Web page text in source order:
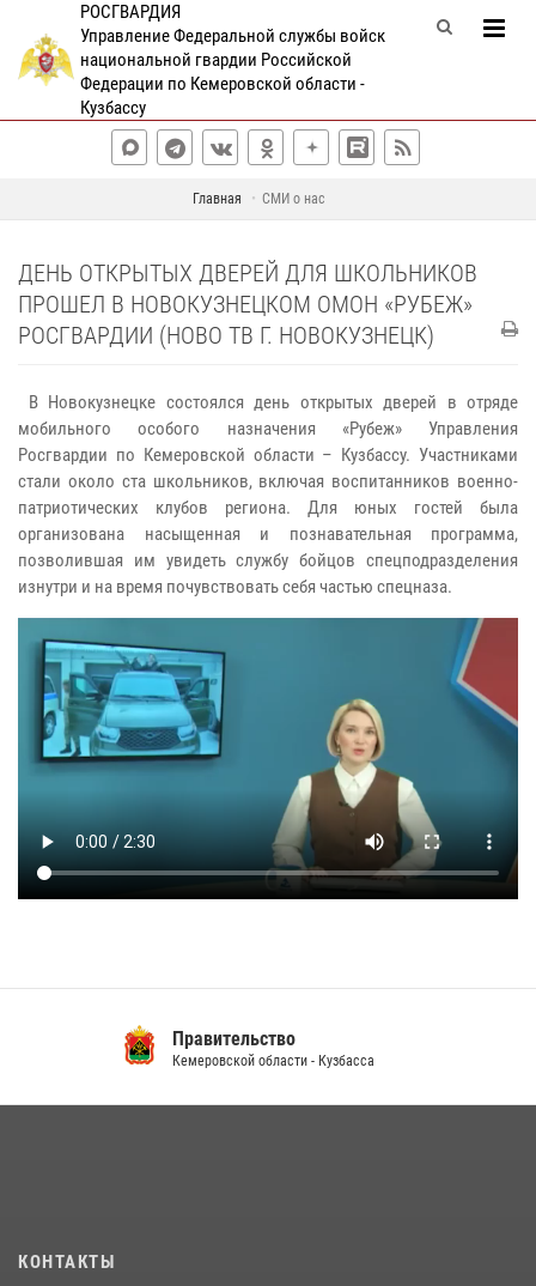
РОСГВАРДИЯ
Управление Федеральной службы войск
национальной гвардии Российской
Федерации по Кемеровской области -
Кузбассу
Главная СМИ о нас
ДЕНЬ ОТКРЫТЫХ ДВЕРЕЙ ДЛЯ ШКОЛЬНИКОВ
ПРОШЕЛ В НОВОКУЗНЕЦКОМ ОМОН «РУБЕЖ»
РОСГВАРДИИ (НОВО ТВ Г. НОВОКУЗНЕЦК)
В Новокузнецке состоялся день открытых дверей в отряде
мобильного особого назначения «Рубеж» Управления
Росгвардии по Кемеровской области – Кузбассу. Участниками
стали около ста школьников, включая воспитанников военно-
патриотических клубов региона. Для юных гостей была
организована насыщенная и познавательная программа,
позволившая им увидеть службу бойцов спецподразделения
изнутри и на время почувствовать себя частью спецназа.
Правительство
Кемеровской области - Кузбасса
КОНТАКТЫ